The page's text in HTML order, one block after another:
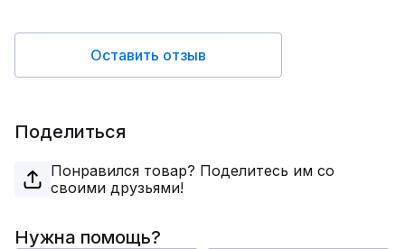
Оставить отзыв
Поделиться
Понравился товар? Поделитесь им со
своими друзьями!
Нужна помощь?